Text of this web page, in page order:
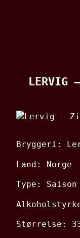
LERVIG
Bryggeri:
Land: Norge
Type: Saison
Størrelse: